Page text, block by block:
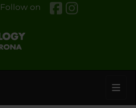
Follow on